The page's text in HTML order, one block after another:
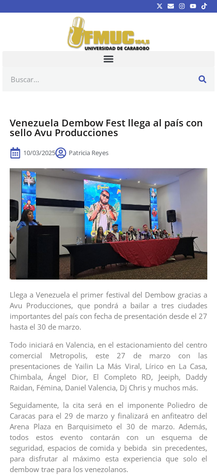
Venezuela Dembow Fest llega al país con
sello Avu Producciones
10/03/2025 Patricia Reyes
Llega a Venezuela el primer festival del Dembow gracias a
Avu Producciones, que pondrá a bailar a tres ciudades
importantes del país con fecha de presentación desde el 27
hasta el 30 de marzo.
Todo iniciará en Valencia, en el estacionamiento del centro
comercial Metropolis, este 27 de marzo con las
presentaciones de Yailin La Más Viral, Lírico en La Casa,
Chimbala, Ángel Dior, El Completo RD, Jeeiph, Daddy
Raidan, Fémina, Daniel Valencia, Dj Chris y muchos más.
Seguidamente, la cita será en el imponente Poliedro de
Caracas para el 29 de marzo y finalizará en anfiteatro del
Arena Plaza en Barquisimeto el 30 de marzo. Además,
todos estos evento contarán con un esquema de
seguridad, espacios de comida y bebida sin precedentes,
para disfrutar al máximo esta experiencia que solo el
dembow trae para los venezolanos.